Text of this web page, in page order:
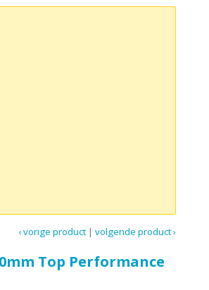
volgende product ›
|
‹ vorige product
Top Performance